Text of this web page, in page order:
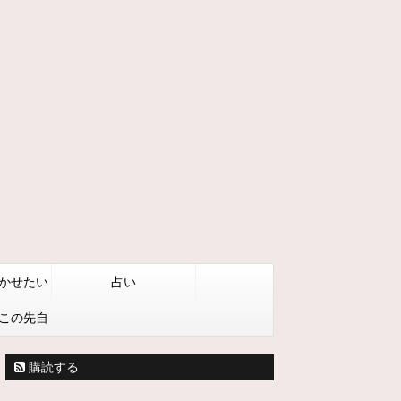
せたい 占い
の先自
したい
購読する